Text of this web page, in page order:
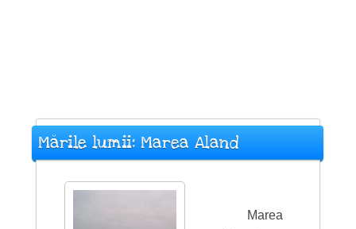
Mările lumii: Marea Aland
Marea